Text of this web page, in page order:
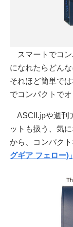
スマートでコン
になれたらどん
それほど簡単で
でコンパクトで
ASCII.jpや週刊
ットも扱う、気
から、コンパク
グギア フェロー)」